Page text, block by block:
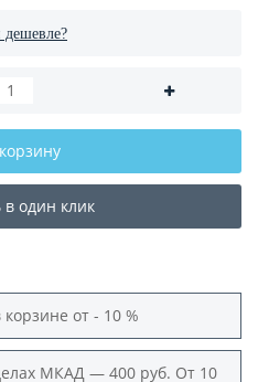
в один клик
от - 10 %
МКАД — 400 руб. От 10